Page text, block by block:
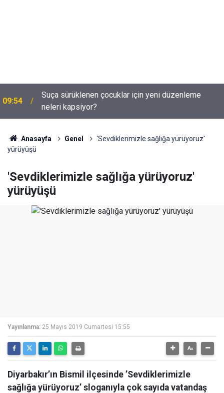
09:54
Suça sürüklenen çocuklar için yeni düzenleme
neleri kapsiyor?
Anasayfa Genel
'Sevdiklerimizle sağlığa yürüyoruz'
yürüyüşü
'Sevdiklerimizle sağlığa yürüyoruz'
yürüyüşü
Yayınlanma: 25 Mayıs 2019 Cumartesi 15:55
Diyarbakır’ın Bismil ilçesinde ’Sevdiklerimizle
sağlığa yürüyoruz’ sloganıyla çok sayıda vatandaş